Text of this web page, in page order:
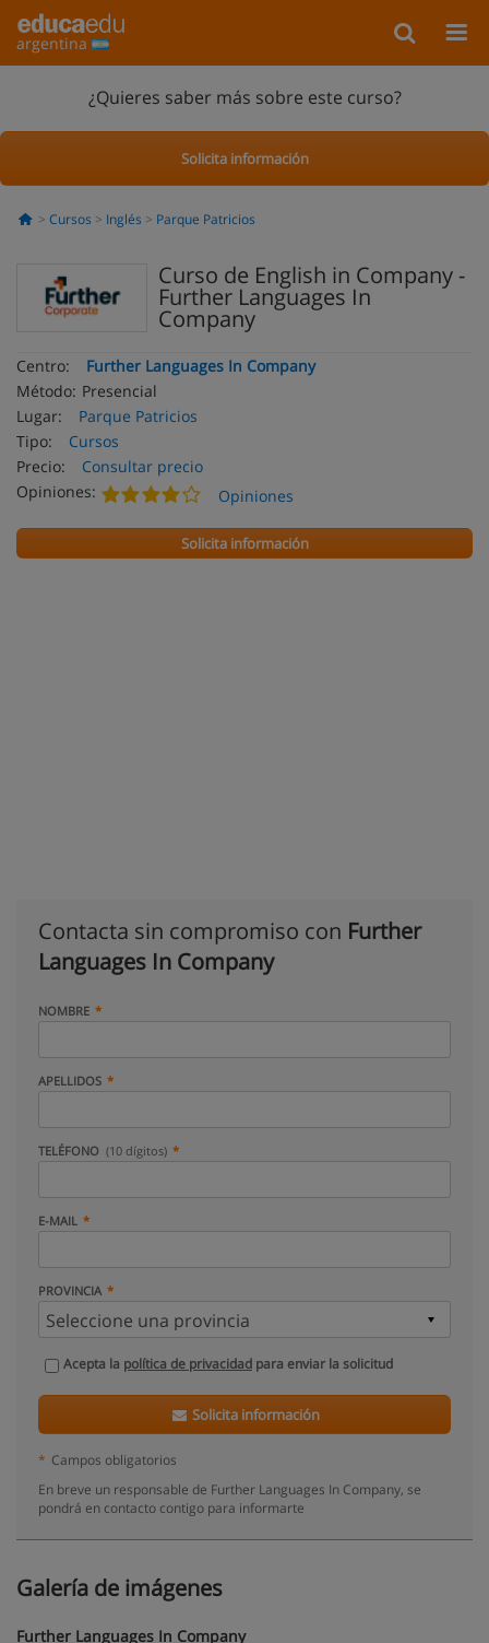
argentina
¿Quieres saber más sobre este curso?
Solicita información
Cursos Inglés Parque Patricios
Curso de English in Company -
Further Languages In
Company
Centro:
Further Languages In Company
Método: Presencial
Lugar:
Parque Patricios
Tipo:
Cursos
Precio:
Consultar precio
Opiniones:
Opiniones
Solicita información
Contacta sin compromiso con Further
Languages In Company
NOMBRE
APELLIDOS
TELÉFONO (10 dígitos)
E-MAIL
PROVINCIA
Acepta la política de privacidad para enviar la solicitud
Solicita información
* Campos obligatorios
En breve un responsable de Further Languages In Company, se
pondrá en contacto contigo para informarte
Galería de imágenes
Further Languages In Company